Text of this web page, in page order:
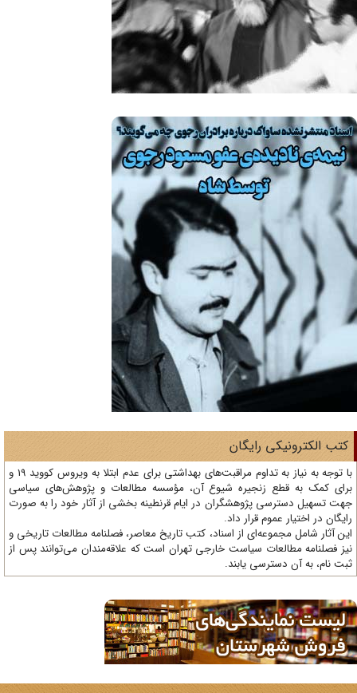
الکترونیکی رایگان
با توجه به نیاز به تداوم مراقبت‌های بهداشتی برای عدم ابتلا به ویروس کووید 19 و
کمک به قطع زنجیره شیوع آن، مؤسسه مطالعات و پژوهش‌های سیاسی
تسهیل دسترسی پژوهشگران در ایام قرنطینه بخشی از آثار خود را به صورت
در اختیار عموم قرار داد.
آثار شامل مجموعه‌ای از اسناد، کتب تاریخ معاصر، فصلنامه‌ مطالعات تاریخی و
فصلنامه مطالعات سیاست خارجی تهران است که علاقه‌مندان می‌توانند پس از
نام، به آن دسترسی یابند.